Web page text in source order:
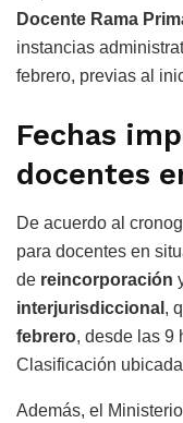
Docente Rama
instancias
febrero, previas al
Fechas
docentes
De acuerdo al
para docentes en
de reincorporación
interjurisdiccional ,
febrero, desde las 9
Clasificación
Además, el